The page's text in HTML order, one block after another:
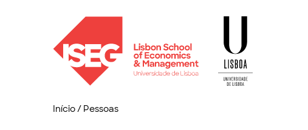
Início/ Pessoas